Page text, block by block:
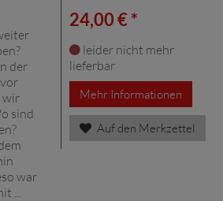
der
wir
sind
war
...
24,00 € *
leider nicht mehr
lieferbar
Mehr Informationen
Auf den Merkzettel